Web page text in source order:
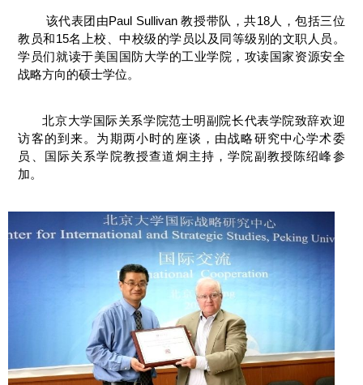
该代表团由Paul Sullivan 教授带队，共18人，包括三位
教员和15名上校、中校级的学员以及同等级别的文职人员。
学员们就读于美国国防大学的工业学院，攻读国家资源安全
战略方向的硕士学位。
北京大学国际关系学院范士明副院长代表学院致辞欢迎
访客的到来。为期两小时的座谈，由战略研究中心学术委
员、国际关系学院教授查道炯主持，学院副教授陈绍峰参
加。